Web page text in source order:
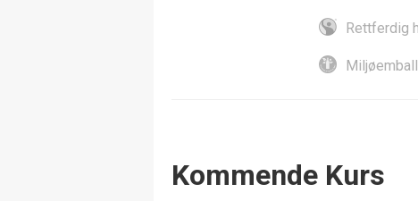
Rettferdig
Events
Kommende Kurs